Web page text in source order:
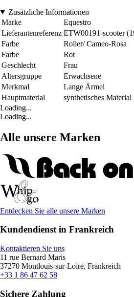
Zusätzliche Informationen
Marke
Equestro
Lieferantenreferenz ETW00191-scooter
Farbe
Roller/ Cameo-Rosa
Farbe
Rot
Geschlecht
Frau
Altersgruppe
Erwachsene
Merkmal
Lange Ärmel
Hauptmaterial
synthetisches Material
Loading...
Loading...
Alle unsere Marken
Entdecken Sie alle unsere Marken
Kundendienst in Frankreich
Kontaktieren Sie uns
11 rue Bernard Maris
37270 Montlouis-sur-Loire, Frankreich
+33 1 86 47 62 58
Sichere Zahlung